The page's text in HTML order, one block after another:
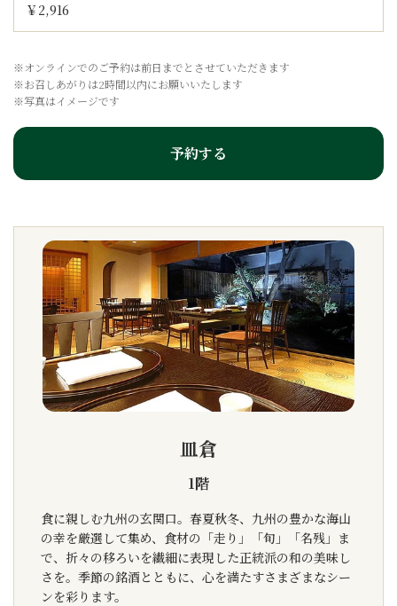
￥2,916
※オンラインでのご予約は前日までとさせていただきます
※お召しあがりは2時間以内にお願いいたします
※写真はイメージです
予約する
皿倉
1階
食に親しむ九州の玄関口。春夏秋冬、九州の豊かな海山
の幸を厳選して集め、食材の「走り」「旬」「名残」ま
で、折々の移ろいを繊細に表現した正統派の和の美味し
さを。季節の銘酒とともに、心を満たすさまざまなシー
ンを彩ります。